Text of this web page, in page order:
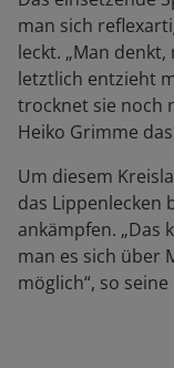
man sich
leckt. „Man
letztlich entzieht
trocknet sie noch
Heiko Grimme
Um diesem
das Lippenlecken
ankämpfen. „Das
man es sich über
möglich“, so